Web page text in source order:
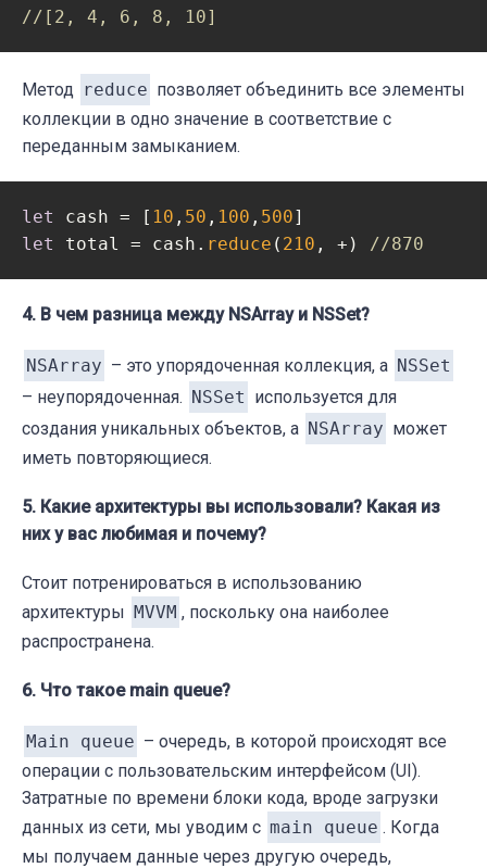
//[2, 4, 6, 8, 10]
Метод reduce позволяет объединить все элементы
коллекции в одно значение в соответствие с
переданным замыканием.
let cash = [ 10 , 50 , 100 , 500
let
total = cash. reduce ( 210 , +) //870
4. В чем разница между NSArray и NSSet?
NSArray – это упорядоченная коллекция, а NSSet
– неупорядоченная. NSSet используется для
создания уникальных объектов, а NSArray может
иметь повторяющиеся.
5. Какие архитектуры вы использовали? Какая из
них у вас любимая и почему?
Стоит потренироваться в использованию
архитектуры MVVM , поскольку она наиболее
распространена.
6. Что такое main queue?
Main queue – очередь, в которой происходят все
операции с пользовательским интерфейсом (UI).
Затратные по времени блоки кода, вроде загрузки
данных из сети, мы уводим с main queue . Когда
мы получаем данные через другую очередь,